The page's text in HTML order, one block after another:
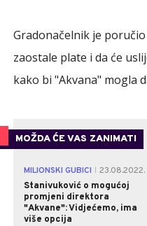
Gradonačelnik je
zaostale plate i da će
kako bi "Akvana" mogla
MOŽDA ĆE VAS ZANIMATI
MILIONSKI GUBICI
23.08.2022.
Stanivuković o mogućoj
promjeni direktora
"Akvane": Vidjećemo, ima
više opcija